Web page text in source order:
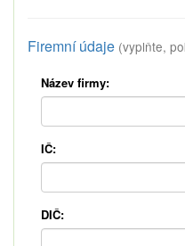
Firemní údaje (vyplňte,
Název firmy:
IČ:
DIČ: